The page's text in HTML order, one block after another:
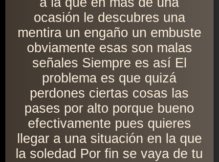
ocasión le descubres una
mentira un engaño un embuste
obviamente esas son malas
señales Siempre es así El
problema es que quizá
perdones ciertas cosas las
pases por alto porque bueno
efectivamente pues quieres
llegar a una situación en la que
la soledad Por fin se vaya de tu